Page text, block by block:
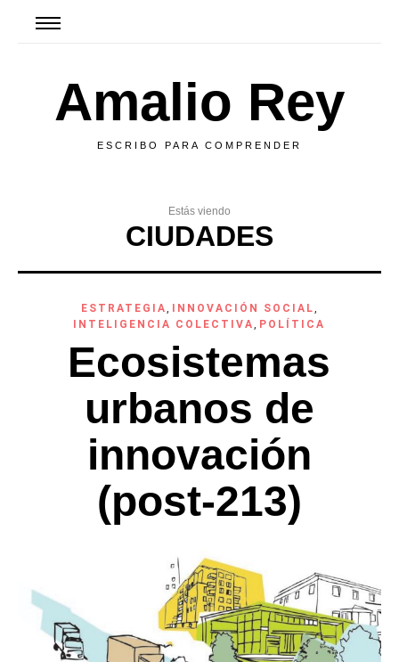
Amalio Rey
ESCRIBO PARA COMPRENDER
Estás viendo
CIUDADES
ESTRATEGIA, INNOVACIÓN SOCIAL,
INTELIGENCIA COLECTIVA, POLÍTICA
Ecosistemas
urbanos de
innovación
(post-213)